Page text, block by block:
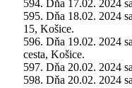
594. Dňa 17.02. 2024
595. Dňa 18.02. 2024
15, Košice.
596. Dňa 19.02. 2024
cesta, Košice.
597. Dňa 20.02. 2024
598. Dňa 20.02. 2024